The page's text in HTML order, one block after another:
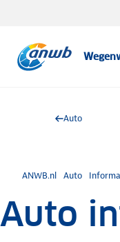
Auto
ANWB.nl Auto
Auto